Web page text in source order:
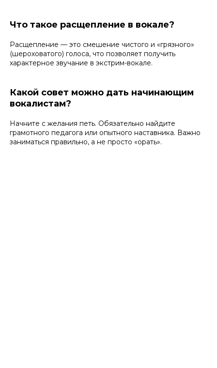
Что такое расщепление в вокале?
Расщепление — это смешение чистого и «грязного»
(шероховатого) голоса, что позволяет получить
характерное звучание в экстрим-вокале.
Какой совет можно дать начинающим
вокалистам?
Начните с желания петь. Обязательно найдите
грамотного педагога или опытного наставника. Важно
заниматься правильно, а не просто «орать».
Способ связи